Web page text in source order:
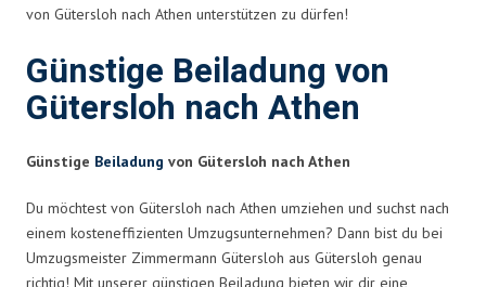
von Gütersloh nach Athen unterstützen zu dürfen!
Günstige Beiladung von
Gütersloh nach Athen
Günstige Beiladung von Gütersloh nach Athen
Du möchtest von Gütersloh nach Athen umziehen und suchst nach
einem kosteneffizienten Umzugsunternehmen? Dann bist du bei
Umzugsmeister Zimmermann Gütersloh aus Gütersloh genau
richtig! Mit unserer günstigen Beiladung bieten wir dir eine